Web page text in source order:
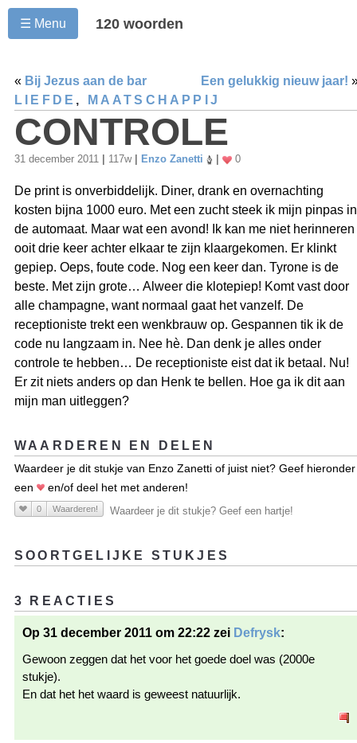
☰ Menu 120 woorden
« Bij Jezus aan de bar Een gelukkig nieuw jaar!
LIEFDE , MAATSCHAPPIJ
CONTROLE
31 december 2011 117w Enzo Zanetti 0
De print is onverbiddelijk. Diner, drank en overnachting
kosten bijna 1000 euro. Met een zucht steek ik mijn pinpas in
de automaat. Maar wat een avond! Ik kan me niet herinneren
ooit drie keer achter elkaar te zijn klaargekomen. Er klinkt
gepiep. Oeps, foute code. Nog een keer dan. Tyrone is de
beste. Met zijn grote… Alweer die klotepiep! Komt vast door
alle champagne, want normaal gaat het vanzelf. De
receptioniste trekt een wenkbrauw op. Gespannen tik ik de
code nu langzaam in. Nee hè. Dan denk je alles onder
controle te hebben… De receptioniste eist dat ik betaal. Nu!
Er zit niets anders op dan Henk te bellen. Hoe ga ik dit aan
mijn man uitleggen?
WAARDEREN EN DELEN
Waardeer je dit stukje van Enzo Zanetti of juist niet? Geef hieronder
een
en/of deel het met anderen!
0 Waarderen! Waardeer je dit stukje? Geef een hartje!
SOORTGELIJKE STUKJES
3 REACTIES
Op 31 december 2011 om 22:22 zei Defrysk:
Gewoon zeggen dat het voor het goede doel was (2000e
stukje).
En dat het het waard is geweest natuurlijk.